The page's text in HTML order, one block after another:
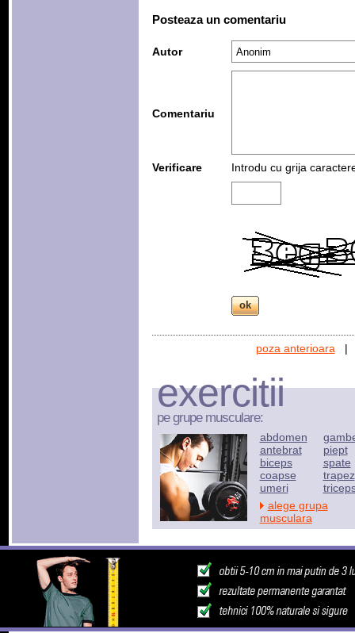
Posteaza un comentariu
Autor
Comentariu
Verificare Introdu cu grija
poza anterioara
exercitii
pe grupe musculare:
abdomen
antebrat
biceps
coapse
umeri
piept
spate
trapez
alege grupa
musculara